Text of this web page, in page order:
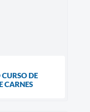
DE
CARNES